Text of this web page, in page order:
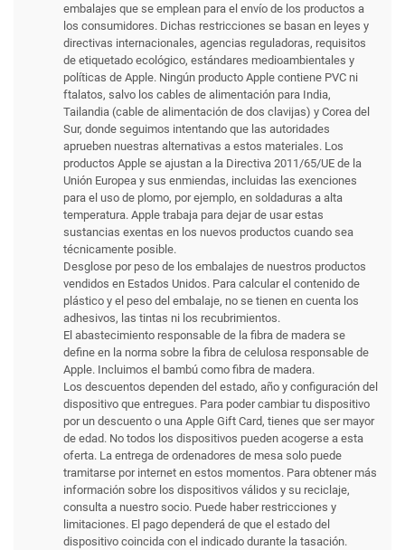
embalajes que se emplean para el envío de los productos a
los consumidores. Dichas restricciones se basan en leyes y
directivas internacionales, agencias reguladoras, requisitos
de etiquetado ecológico, estándares medioambientales y
políticas de Apple. Ningún producto Apple contiene PVC ni
ftalatos, salvo los cables de alimentación para India,
Tailandia (cable de alimentación de dos clavijas) y Corea del
Sur, donde seguimos intentando que las autoridades
aprueben nuestras alternativas a estos materiales. Los
productos Apple se ajustan a la Directiva 2011/65/UE de la
Unión Europea y sus enmiendas, incluidas las exenciones
para el uso de plomo, por ejemplo, en soldaduras a alta
temperatura. Apple trabaja para dejar de usar estas
sustancias exentas en los nuevos productos cuando sea
técnicamente posible.
Desglose por peso de los embalajes de nuestros productos
vendidos en Estados Unidos. Para calcular el contenido de
plástico y el peso del embalaje, no se tienen en cuenta los
adhesivos, las tintas ni los recubrimientos.
El abastecimiento responsable de la fibra de madera se
define en la norma sobre la fibra de celulosa responsable de
Apple. Incluimos el bambú como fibra de madera.
Los descuentos dependen del estado, año y configuración del
dispositivo que entregues. Para poder cambiar tu dispositivo
por un descuento o una Apple Gift Card, tienes que ser mayor
de edad. No todos los dispositivos pueden acogerse a esta
oferta. La entrega de ordenadores de mesa solo puede
tramitarse por internet en estos momentos. Para obtener más
información sobre los dispositivos válidos y su reciclaje,
consulta a nuestro socio. Puede haber restricciones y
limitaciones. El pago dependerá de que el estado del
dispositivo coincida con el indicado durante la tasación.